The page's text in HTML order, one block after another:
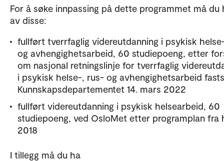
For å søke innpassing på dette programmet må du
av disse:
fullført tverrfaglig videreutdanning i psykisk
og avhengighetsarbeid, 60 studiepoeng, etter
om nasjonal retningslinje for tverrfaglig
i psykisk helse-, rus- og avhengighetsarbeid
Kunnskapsdepartementet 14. mars 2022
fullført videreutdanning i psykisk helsearbeid, 60
studiepoeng, ved OsloMet etter programplan fra
2018
I tillegg må du ha